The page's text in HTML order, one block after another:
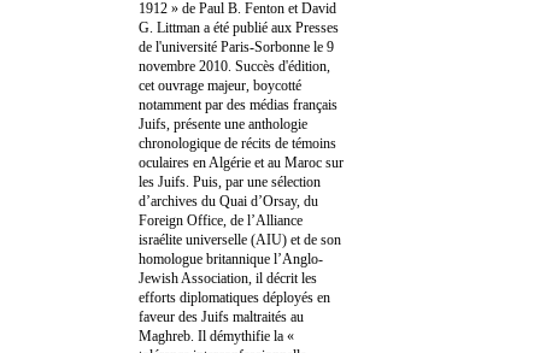
1912 » de Paul B. Fenton et David
G. Littman a été publié aux Presses
de l'université Paris-Sorbonne le 9
novembre 2010. Succès d'édition,
cet ouvrage majeur, boycotté
notamment par des médias français
Juifs, présente une anthologie
chronologique de récits de témoins
oculaires en Algérie et au Maroc sur
les Juifs. Puis, par une sélection
d’archives du Quai d’Orsay, du
Foreign Office, de l’Alliance
israélite universelle (AIU) et de son
homologue britannique l’Anglo-
Jewish Association, il décrit les
efforts diplomatiques déployés en
faveur des Juifs maltraités au
Maghreb. Il démythifie la «